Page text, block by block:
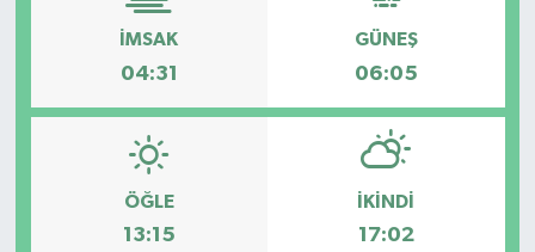
İMSAK
04:31
GÜNEŞ
06:05
ÖĞLE
13:15
İKINDI
17:02